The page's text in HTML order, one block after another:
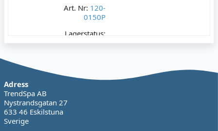
Art. Nr: 120-
0150P
Lagerstatus:
3 m
Adress
TrendSpa AB
Nystrandsgatan 27
633 46 Eskilstuna
Sverige